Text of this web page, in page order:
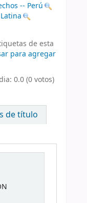
-- Perú
de esta
para agregar
0.0 (0 votos)
de título